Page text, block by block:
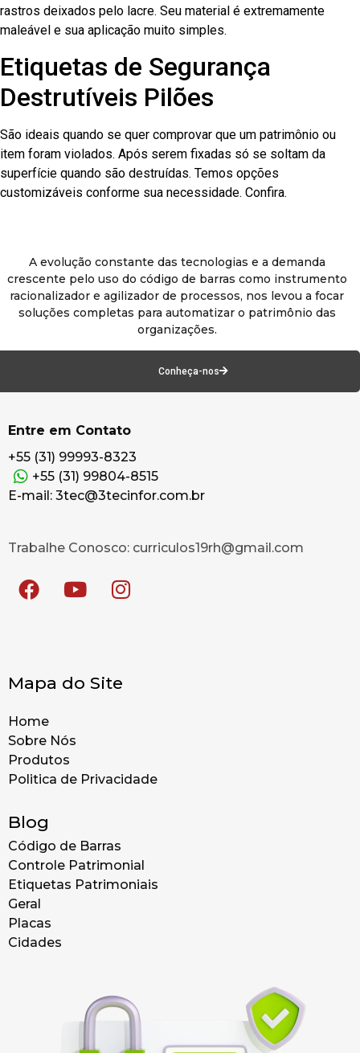
rastros deixados pelo lacre. Seu material é extremamente
maleável e sua aplicação muito simples.
Etiquetas de Segurança
Destrutíveis Pilões
São ideais quando se quer comprovar que um patrimônio ou
item foram violados. Após serem fixadas só se soltam da
superfície quando são destruídas. Temos opções
customizáveis conforme sua necessidade. Confira.
A evolução constante das tecnologias e a demanda
crescente pelo uso do código de barras como instrumento
racionalizador e agilizador de processos, nos levou a focar
soluções completas para automatizar o patrimônio das
organizações.
Conheça-nos
Entre em Contato
+55 (31) 99993-8323
+55 (31) 99804-8515
E-mail: 3tec@3tecinfor.com.br
Trabalhe Conosco: curriculos19rh@gmail.com
Mapa do Site
Home
Sobre Nós
Produtos
Politica de Privacidade
Blog
Código de Barras
Controle Patrimonial
Etiquetas Patrimoniais
Geral
Placas
Cidades